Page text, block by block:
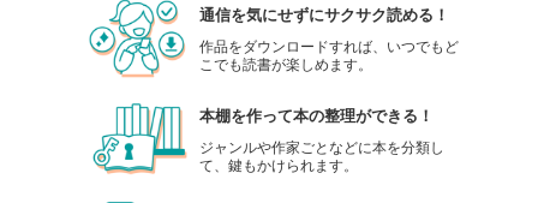
通信を気にせずにサクサク読める！
作品をダウンロードすれば、いつでもど
こでも読書が楽しめます。
本棚を作って本の整理ができる！
ジャンルや作家ごとなどに本を分類し
て、鍵もかけられます。